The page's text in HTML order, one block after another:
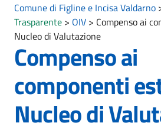
Comune di Figline e Incisa Valdarno
Trasparente > OIV > Compenso ai
Nucleo di Valutazione
Compenso ai
componenti
Nucleo di